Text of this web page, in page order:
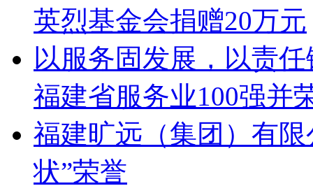
英烈基金会捐赠20万元
以服务固发展，以责
福建省服务业100强并
福建旷远（集团）有
状”荣誉